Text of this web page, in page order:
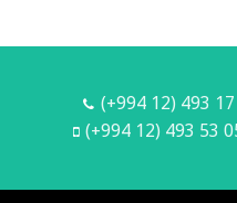
(+994 12) 493
(+994 12) 493 53